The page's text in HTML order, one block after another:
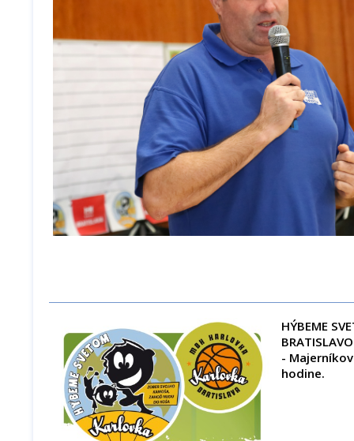
HÝBEME
-
hodine.